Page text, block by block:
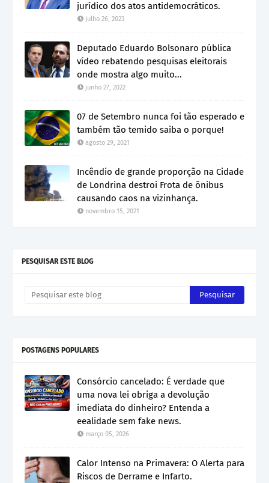
jurídico dos atos antidemocráticos.
julho 26, 2023
Deputado Eduardo Bolsonaro pública
vídeo rebatendo pesquisas eleitorais
onde mostra algo muito...
junho 27, 2022
07 de Setembro nunca foi tão esperado e
também tão temido saiba o porque!
agosto 29, 2021
Incêndio de grande proporção na Cidade
de Londrina destroi Frota de ônibus
causando caos na vizinhança.
novembro 15, 2021
PESQUISAR ESTE BLOG
POSTAGENS POPULARES
Consórcio cancelado: É verdade que
uma nova lei obriga a devolução
imediata do dinheiro? Entenda a
eealidade sem fake news.
março 05, 2026
Calor Intenso na Primavera: O Alerta para
Riscos de Derrame e Infarto.